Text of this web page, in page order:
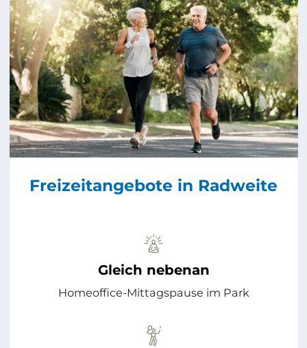
Freizeitangebote in Radweite
Gleich nebenan
Homeoffice-Mittagspause im Park